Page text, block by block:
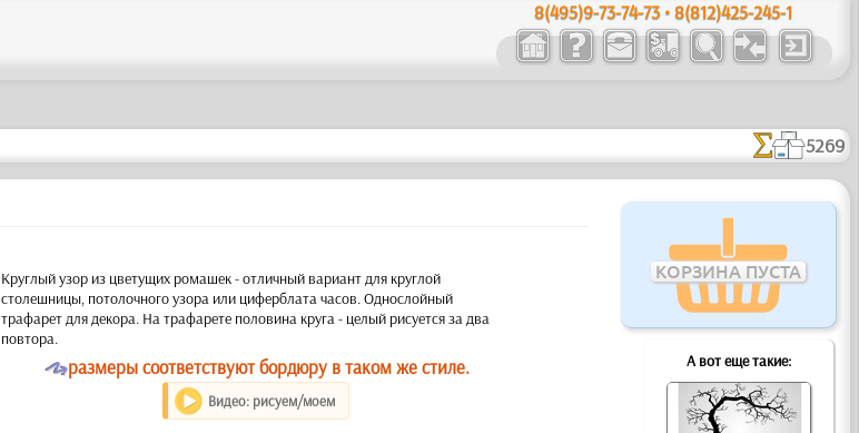
8(495)9-73-74-73 • 8(812)425-245-1
5269
КОРЗИНА ПУСТА
А вот еще такие:
Круглый узор из цветущих ромашек - отличный вариант для круглой
столешницы, потолочного узора или циферблата часов. Однослойный
трафарет для декора. На трафарете половина круга - целый рисуется за два
повтора.
Oразмеры соответствуют бордюру в таком же стиле.
Видео: рисуем/моем